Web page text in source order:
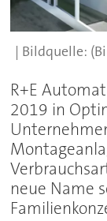
R+E
2019 in
neue Name